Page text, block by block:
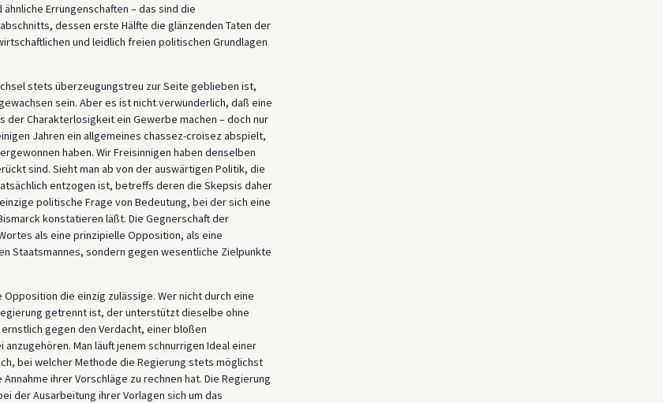
Errungenschaften – das sind die
dessen erste Hälfte die glänzenden Taten der
und leidlich freien politischen Grundlagen
stets überzeugungstreu zur Seite geblieben ist,
sein. Aber es ist nicht verwunderlich, daß eine
Charakterlosigkeit ein Gewerbe machen – doch nur
Jahren ein allgemeines chassez-croisez abspielt,
haben. Wir Freisinnigen haben denselben
sind. Sieht man ab von der auswärtigen Politik, die
entzogen ist, betreffs deren die Skepsis daher
politische Frage von Bedeutung, bei der sich eine
konstatieren läßt. Die Gegnerschaft der
als eine prinzipielle Opposition, als eine
Staatsmannes, sondern gegen wesentliche Zielpunkte
die einzig zulässige. Wer nicht durch eine
getrennt ist, der unterstützt dieselbe ohne
gegen den Verdacht, einer bloßen
Man läuft jenem schnurrigen Ideal einer
bei welcher Methode die Regierung stets möglichst
ihrer Vorschläge zu rechnen hat. Die Regierung
der Ausarbeitung ihrer Vorlagen sich um das